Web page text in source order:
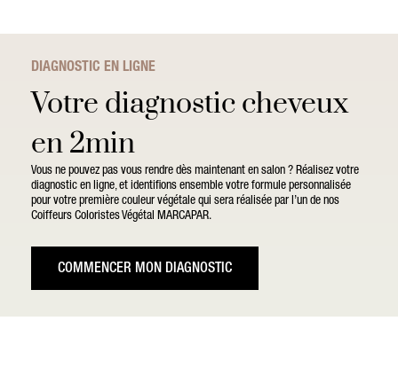
DIAGNOSTIC EN LIGNE
Votre diagnostic cheveux
en 2min
Vous ne pouvez pas vous rendre dès maintenant en salon ? Réalisez votre
diagnostic en ligne, et identifions ensemble votre formule personnalisée
pour votre première couleur végétale qui sera réalisée par l’un de nos
Coiffeurs Coloristes Végétal MARCAPAR.
COMMENCER MON DIAGNOSTIC